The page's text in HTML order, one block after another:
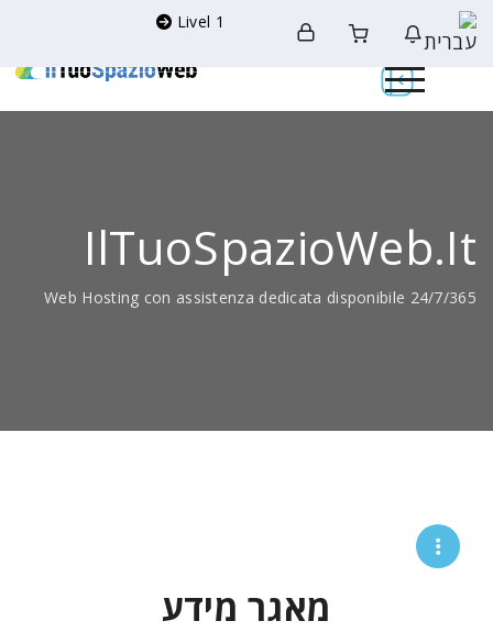
Livel 1
IlTuoSpazioWeb.it
Web Hosting con assistenza dedicata disponibile 24/7/365
מאגר מידע